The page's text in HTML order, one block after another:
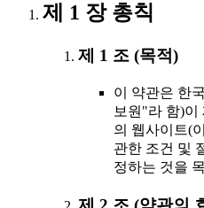
제 1 장 총칙
제 1 조 (목적)
이 약관은 한
보원"라 함)이
의 웹사이트(
관한 조건 및
정하는 것을